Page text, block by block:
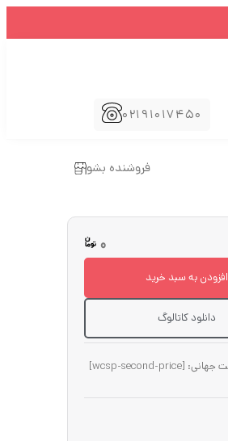
02191017450
فروشنده بشو
0
افزودن به سبد خرید
دانلود کاتالوگ
حدود قیمت جهانی: [wcsp-second-price]